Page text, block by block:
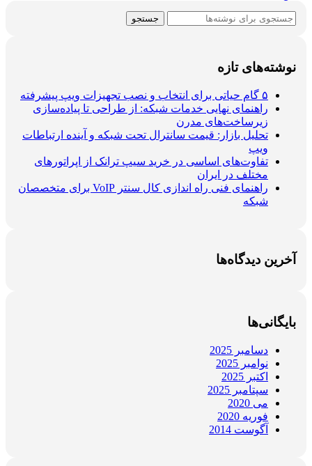
جستجو
نوشته‌های تازه
۵ گام حیاتی برای انتخاب و نصب تجهیزات ویپ پیشرفته
راهنمای نهایی خدمات شبکه: از طراحی تا پیاده‌سازی
زیرساخت‌های مدرن
تحلیل بازار: قیمت سانترال تحت شبکه و آینده ارتباطات
ویپ
تفاوت‌های اساسی در خرید سیپ ترانک از اپراتورهای
مختلف در ایران
راهنمای فنی راه اندازی کال سنتر VoIP برای متخصصان
شبکه
آخرین دیدگاه‌ها
بایگانی‌ها
دسامبر 2025
نوامبر 2025
اکتبر 2025
سپتامبر 2025
می 2020
فوریه 2020
آگوست 2014